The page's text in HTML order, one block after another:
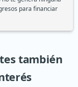
para financiar
también